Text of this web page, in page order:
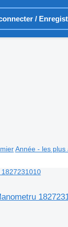
/
Année - les plus